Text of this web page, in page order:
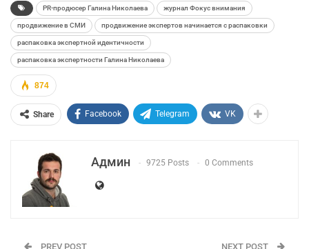
PR-продюсер Галина Николаева журнал Фокус внимания
продвижение в СМИ продвижение экспертов начинается с распаковки
распаковка экспертной идентичности
распаковка экспертности Галина Николаева
874
Share Facebook Telegram VK
Админ 9725 Posts 0 Comments
PREV POST NEXT POST